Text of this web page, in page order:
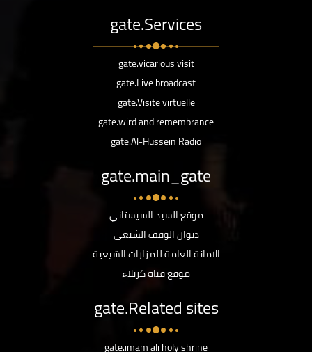
gate.Services
gate.vicarious visit
gate.Live broadcast
gate.Visite virtuelle
gate.wird and remembrance
gate.Al-Hussein Radio
gate.main_gate
موقع السيد السيستاني
ديوان الوقف الشيعي
الامانة العامة للمزارات الشيعية
موقع قناة كربلاء
gate.Related sites
gate.imam ali holy shrine